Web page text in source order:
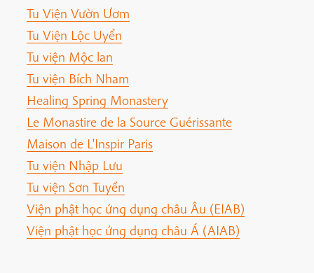
Tu Viện Vườn Ươm
Tu Viện Lộc Uyển
Tu viện Mộc lan
Tu viện Bích Nham
Healing Spring Monastery
Le Monastire de la Source Guérissante
Maison de L'Inspir Paris
Tu viện Nhập Lưu
Tu viện Sơn Tuyền
Viện phật học ứng dụng châu Âu (EIAB)
Viện phật học ứng dụng châu Á (AIAB)